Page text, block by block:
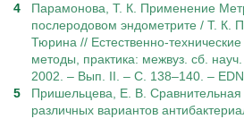
Парамонова, Т. К. Применение
послеродовом эндометрите / Т. К.
Тюрина // Естественно-
методы, практика: межвуз. сб.
2002. – Вып. II. – С. 138–140. – EDN
Пришельцева, Е. В. Сравнительная
различных вариантов